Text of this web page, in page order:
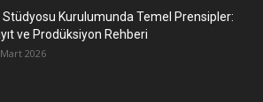
Stüdyosu Kurulumunda Temel Prensipler:
ve Prodüksiyon Rehberi
2026